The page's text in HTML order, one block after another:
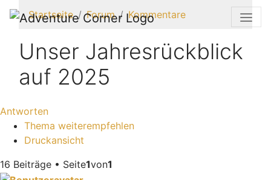
Startseite Forum Kommentare
Unser Jahresrückblick
auf 2025
Antworten
Thema weiterempfehlen
Druckansicht
16 Beiträge • Seite1von1